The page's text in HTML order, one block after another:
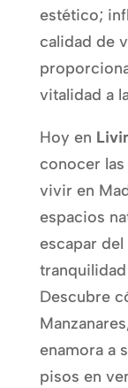
estético;
calidad de
vitalidad a
Hoy en
conocer
vivir en
espacios
escapar
tranquilidad
Descubre
enamora a
pisos en